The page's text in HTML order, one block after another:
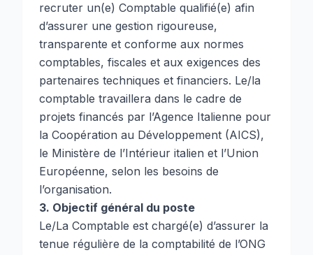
recruter un(e) Comptable qualifié(e) afin
d’assurer une gestion rigoureuse,
transparente et conforme aux normes
comptables, fiscales et aux exigences des
partenaires techniques et financiers. Le/la
comptable travaillera dans le cadre de
projets financés par l’Agence Italienne pour
la Coopération au Développement (AICS),
le Ministère de l’Intérieur italien et l’Union
Européenne, selon les besoins de
l’organisation.
3. Objectif général du poste
Le/La Comptable est chargé(e) d’assurer la
tenue régulière de la comptabilité de l’ONG